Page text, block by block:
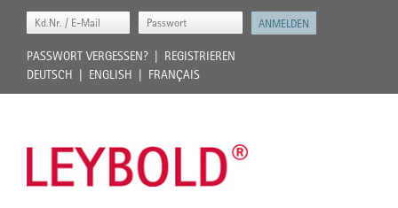
PASSWORT VERGESSEN?
REGISTRIEREN
DEUTSCH
ENGLISH FRANÇAIS